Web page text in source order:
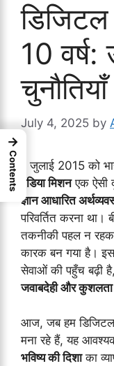
10 वर्ष:
July 4, 2025 by
1 जुलाई 2015 को
इंडिया मिशनएक ऐसी
ज्ञान आधारित
परिवर्तित करना था।
तकनीकी पहल न
कारक बन गया है।
सेवाओं की पहुँच बढ़ी
जवाबदेही और कुशलता
आज, जब हम
मना रहे हैं, यह
भविष्य की दिशाका
→
Contents